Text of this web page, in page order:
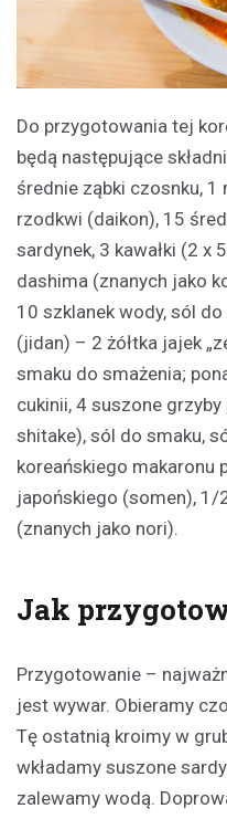
Do przygotowania tej
będą następujące
średnie ząbki czosnku, 1
rzodkwi (daikon), 15
sardynek, 3 kawałki (2
dashima (znanych jako
10 szklanek wody, sól
(jidan) – 2 żółtka jajek
smaku do smażenia;
cukinii, 4 suszone
shitake), sól do smaku,
koreańskiego makaronu
japońskiego (somen),
(znanych jako nori).
Jak
Przygotowanie –
jest wywar. Obieramy
Tę ostatnią kroimy w
wkładamy suszone
zalewamy wodą.